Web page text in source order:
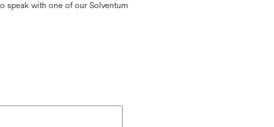
speak with one of our Solventum